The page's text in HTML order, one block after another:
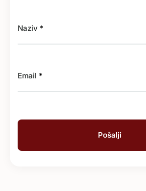
Naziv *
Email *